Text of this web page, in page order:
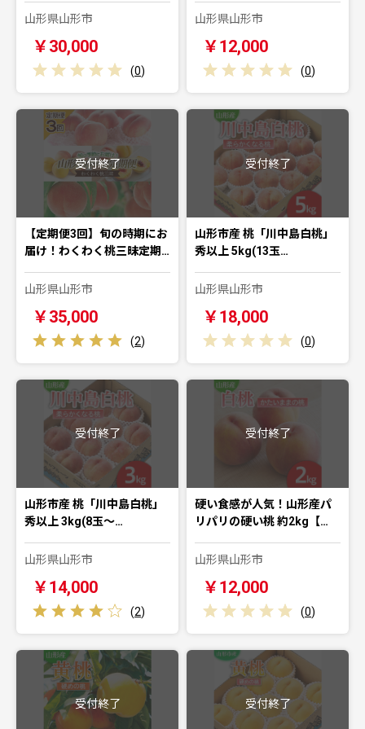
山形県山形市
￥30,000
(0)
山形県山形市
￥12,000
(0)
受付終了
【定期便3回】旬の時期にお
届け！わくわく桃三昧定期…
山形県山形市
￥35,000
(2)
受付終了
山形市産 桃「川中島白桃」
秀以上 5kg(13玉…
山形県山形市
￥18,000
(0)
受付終了
山形市産 桃「川中島白桃」
秀以上 3kg(8玉～…
山形県山形市
￥14,000
(2)
受付終了
硬い食感が人気！山形産パ
リパリの硬い桃 約2kg【…
山形県山形市
￥12,000
(0)
受付終了 受付終了